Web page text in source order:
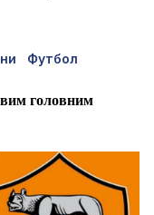
Футбол
головним